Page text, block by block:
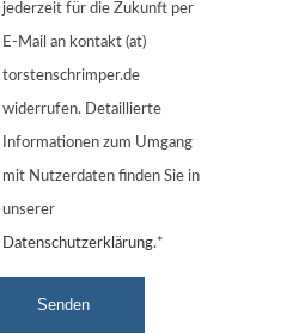
jederzeit für die Zukunft per
E-Mail an kontakt (at)
torstenschrimper.de
widerrufen. Detaillierte
Informationen zum Umgang
mit Nutzerdaten finden Sie in
unserer
Datenschutzerklärung.*